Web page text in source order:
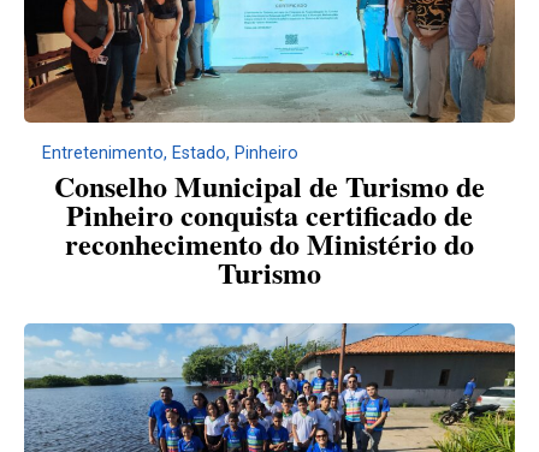
Entretenimento, Estado, Pinheiro
Conselho Municipal de Turismo de
Pinheiro conquista certificado de
reconhecimento do Ministério do
Turismo